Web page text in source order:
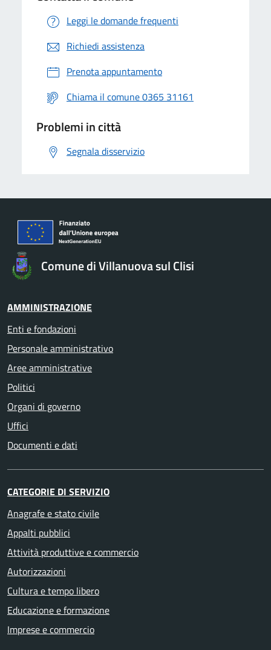
Leggi le domande frequenti
Richiedi assistenza
Prenota appuntamento
Chiama il comune 0365 31161
Problemi in città
Segnala disservizio
Comune di Villanuova sul Clisi
AMMINISTRAZIONE
Enti e fondazioni
Personale amministrativo
Aree amministrative
Politici
Organi di governo
Uffici
Documenti e dati
CATEGORIE DI SERVIZIO
Anagrafe e stato civile
Appalti pubblici
Attività produttive e commercio
Autorizzazioni
Cultura e tempo libero
Educazione e formazione
Imprese e commercio